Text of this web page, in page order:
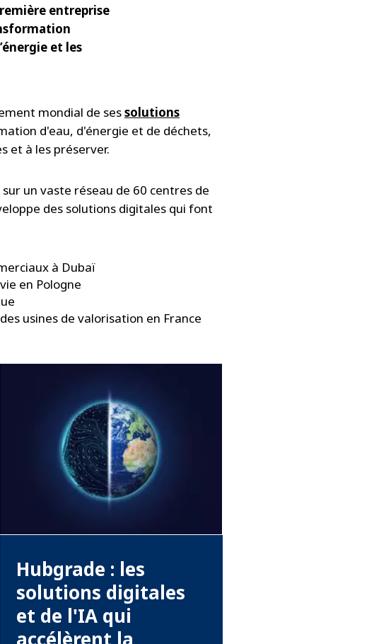
entreprise
et les
mondial de sessolutions
d'eau, d'énergie et de déchets,
et à les préserver.
un vaste réseau de 60 centres de
des solutions digitales qui font
à Dubaï
en Pologne
usines de valorisation en France
Hubgrade : les
solutions digitales
et de l'IA qui
accélèrent la